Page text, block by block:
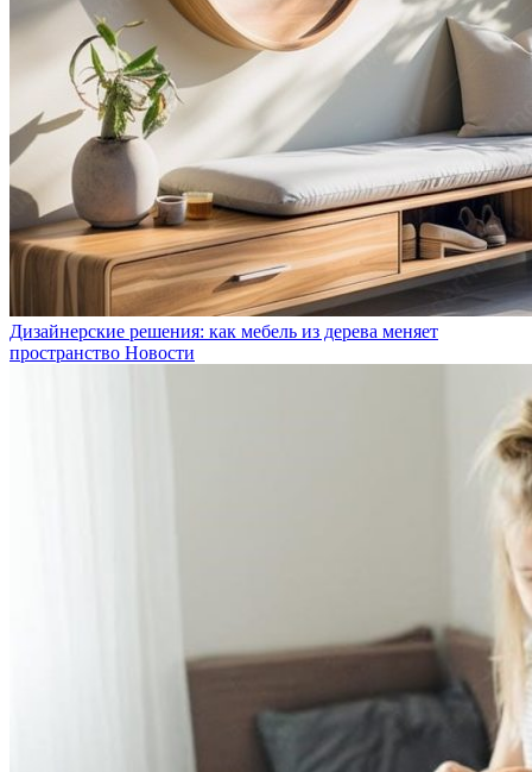
Дизайнерские решения: как мебель из дерева меняет
пространство Новости